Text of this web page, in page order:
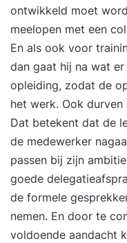
De ochtend
de OR bij
bestuurder is
vragen bij
overnames en
inlening. In
beantwoording van
bij reorganisaties
organisaties
leeftijdsbewust
& vitaliteit of talent
neemt de OR in
soort
ontwikkeld moet
meelopen met een
En als ook voor
dan gaat hij na wat
opleiding, zodat de
het werk. Ook
Dat betekent dat de
de medewerker
passen bij zijn
goede
de formele
nemen. En door te
voldoende aandacht